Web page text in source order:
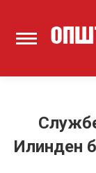
Илинден